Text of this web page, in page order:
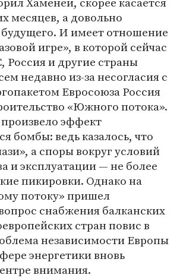
месяцев, а довольно
И имеет отношение
игре», в которой сейчас
Россия и другие страны
недавно из-за несогласия с
Евросоюза Россия
«Южного потока».
эффект
бомбы: ведь казалось, что
а споры вокруг условий
и эксплуатации — не более
пикировки. Однако на
потоку» пришел
снабжения балканских
стран повис в
независимости Европы
энергетики вновь
внимания.